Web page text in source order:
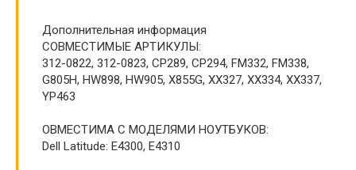
Дополнительная информация
СОВМЕСТИМЫЕ АРТИКУЛЫ:
312-0822, 312-0823, CP289, CP294, FM332, FM338,
G805H, HW898, HW905, X855G, XX327, XX334, XX337,
YP463
ОВМЕСТИМА С МОДЕЛЯМИ НОУТБУКОВ:
Dell Latitude: E4300, E4310